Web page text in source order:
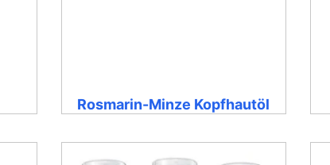
Rosmarin-Minze Kopfhautöl